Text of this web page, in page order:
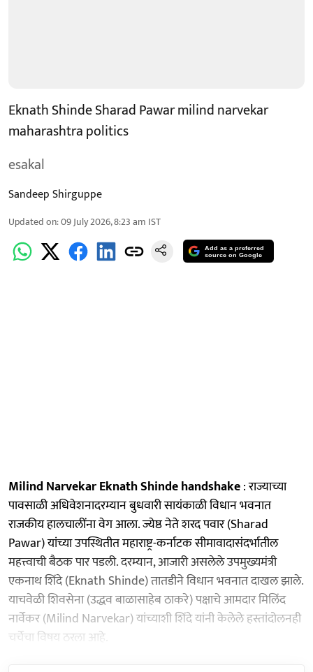
Eknath Shinde Sharad Pawar milind narvekar
maharashtra politics
esakal
Sandeep Shirguppe
Updated on:09 July 2026, 8:23 am IST
Add as a preferred
source on Google
Milind Narvekar Eknath Shinde handshake: राज्याच्या
पावसाळी अधिवेशनादरम्यान बुधवारी सायंकाळी विधान भवनात
राजकीय हालचालींना वेग आला. ज्येष्ठ नेते शरद पवार (Sharad
Pawar) यांच्या उपस्थितीत महाराष्ट्र-कर्नाटक सीमावादासंदर्भातील
महत्त्वाची बैठक पार पडली. दरम्यान, आजारी असलेले उपमुख्यमंत्री
एकनाथ शिंदे (Eknath Shinde) तातडीने विधान भवनात दाखल झाले.
याचवेळी शिवसेना (उद्धव बाळासाहेब ठाकरे) पक्षाचे आमदार मिलिंद
नार्वेकर (Milind Narvekar) यांच्याशी शिंदे यांनी केलेले हस्तांदोलनही
चर्चेचा विषय ठरला आहे.